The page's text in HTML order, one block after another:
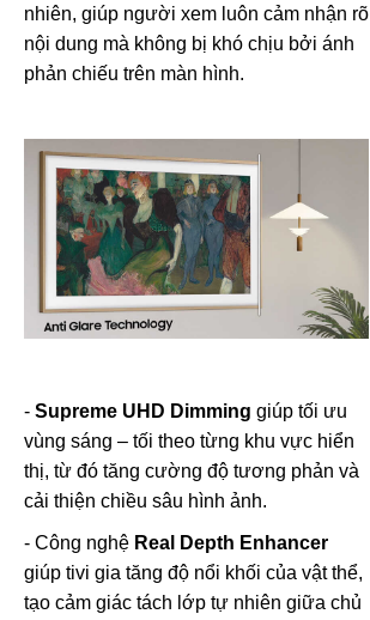
nhiên, giúp người xem luôn cảm nhận rõ
nội dung mà không bị khó chịu bởi ánh
phản chiếu trên màn hình.
- Supreme UHD Dimming giúp tối ưu
vùng sáng – tối theo từng khu vực hiển
thị, từ đó tăng cường độ tương phản và
cải thiện chiều sâu hình ảnh.
- Công nghệ Real Depth Enhancer
giúp tivi gia tăng độ nổi khối của vật thể,
tạo cảm giác tách lớp tự nhiên giữa chủ